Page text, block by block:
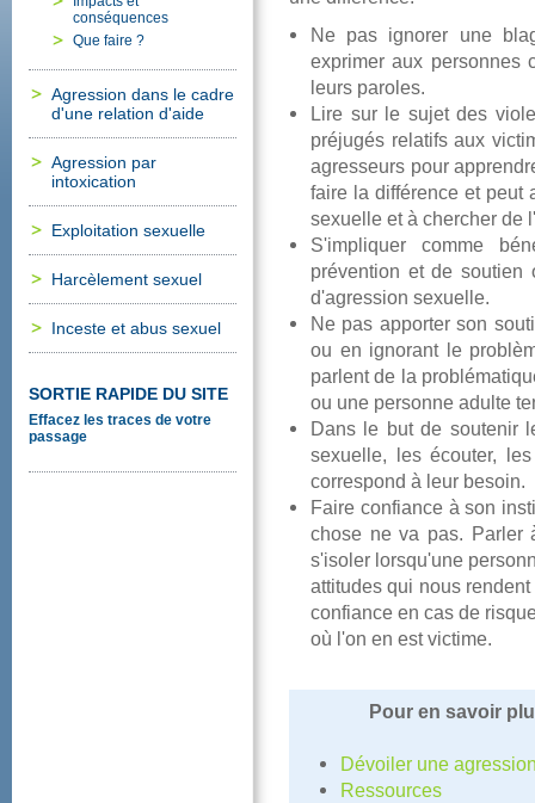
conséquences
Quefaire?
Agressiondanslecadre
d'unerelationd'aide
Agressionpar
intoxication
Exploitationsexuelle
Harcèlementsexuel
Incesteetabussexuel
SORTIERAPIDEDUSITE
Effacezlestracesdevotre
passage
leursparoles.
d'agressionsexuelle.
correspondàleurbesoin.
oùl'onenestvictime.
Ressources